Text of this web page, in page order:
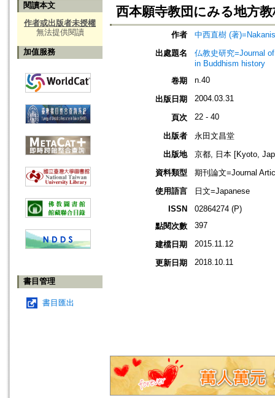
閱讀本文
作者或出版者未授權
無法提供閱讀
加值服務
書目管理
書目匯出
西本願寺教団にみる地方
作者
中西直樹 (著
出處題名
仏教史研究=Journal
in Buddhism history
卷期
n.40
出版日期 2004.03.31
頁次 22 - 40
出版者
永田文昌堂
出版地
京都, 日本 [Kyoto,
資料類型
期刊論文=Journal
使用語言
日文=Japanese
ISSN
02864274 (P)
點閱次數
397
建檔日期 2015.11.12
更新日期 2018.10.11